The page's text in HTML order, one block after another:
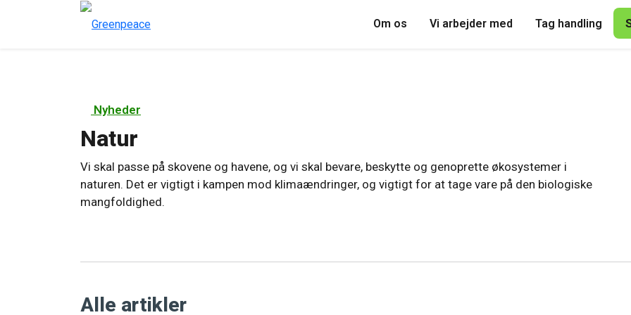
Om os Vi arbejder med Tag handling
Nyheder
Natur
Vi skal passe på skovene og havene, og vi skal bevare, beskytte og genoprette økosystemer i
naturen. Det er vigtigt i kampen mod klimaændringer, og vigtigt for at tage vare på den biologiske
mangfoldighed.
Alle artikler